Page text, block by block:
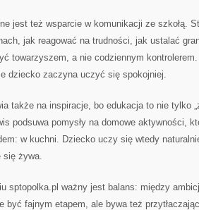
jest też wsparcie w komunikacji ze szkołą.
jak reagować na trudności, jak ustalać
towarzyszem, a nie codziennym
dziecko zaczyna uczyć się spokojniej.
także na inspiracje, bo edukacja to nie tylko
podsuwa pomysły na domowe aktywności,
w kuchni. Dziecko uczy się wtedy
się żywa.
sptopolka.pl ważny jest balans: między
być fajnym etapem, ale bywa też